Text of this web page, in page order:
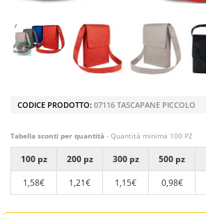
CODICE PRODOTTO: 07116 TASCAPANE PICCOLO
Tabella sconti per quantità - Quantità minima 100 PZ
100 pz 200 pz 300 pz 500 pz
1,58€
1,21€ 1,15€ 0,98€